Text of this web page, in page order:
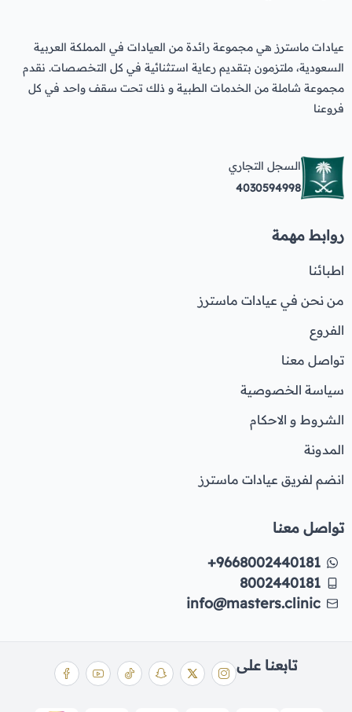
عيادات ماسترز هي مجموعة رائدة من العيادات في المملكة العربية
السعودية، ملتزمون بتقديم رعاية استثنائية في كل التخصصات. نقدم
مجموعة شاملة من الخدمات الطبية و ذلك تحت سقف واحد في كل
فروعنا
السجل التجاري
4030594998
روابط مهمة
اطبائنا
من نحن في عيادات ماسترز
الفروع
تواصل معنا
سياسة الخصوصية
الشروط و الاحكام
المدونة
انضم لفريق عيادات ماسترز
تواصل معنا
+9668002440181
8002440181
info@masters.clinic
تابعنا على